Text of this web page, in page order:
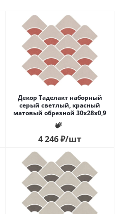
Декор Таделакт наборный
серый светлый, красный
матовый обрезной 30x28x0,9
4 246₽/шт